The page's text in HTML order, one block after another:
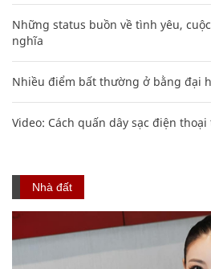
Những status buồn về tình yêu,
nghĩa
Nhiều điểm bất thường ở bằng đại
Video: Cách quấn dây sạc điện
Nhà đất